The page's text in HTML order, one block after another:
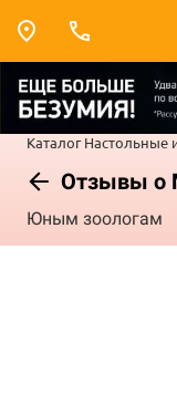
Каталог Настольные
Отзывы о
Юным зоологам